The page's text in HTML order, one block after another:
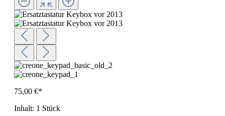
75,00 €*
Inhalt: 1 Stück